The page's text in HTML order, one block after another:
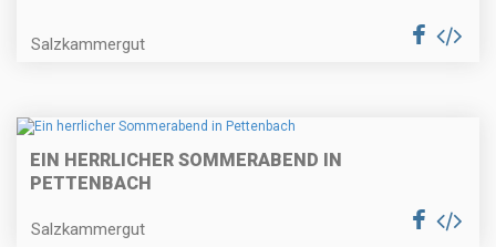
Salzkammergut
EIN HERRLICHER SOMMERABEND IN
PETTENBACH
Salzkammergut